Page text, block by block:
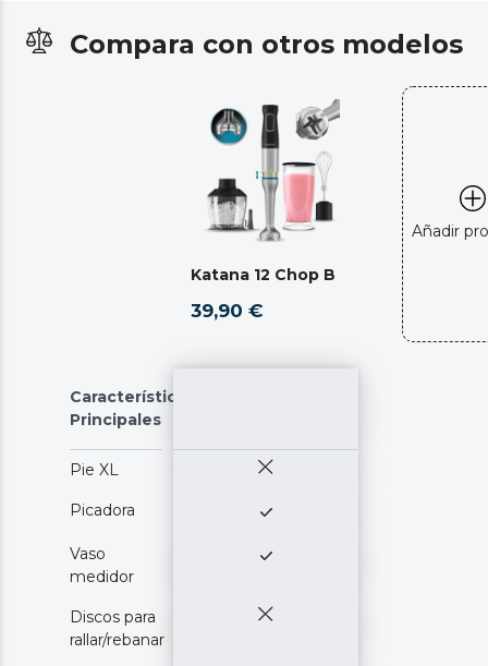
Compara con otros modelos
Katana 12 Chop B
39,90 €
Añadir
Características
Principales
Pie XL
Picadora
Vaso
medidor
Discos para
rallar/rebanar